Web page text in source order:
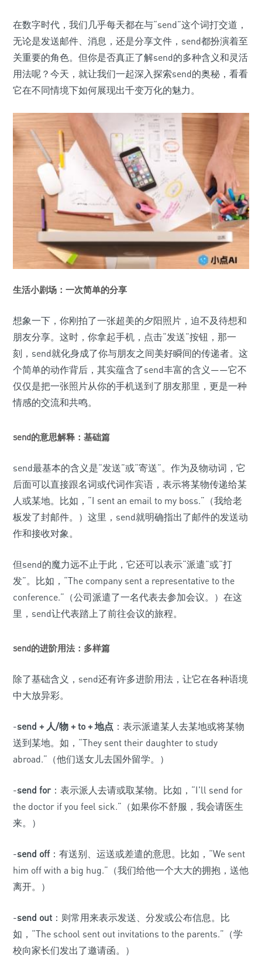
在数字时代，我们几乎每天都在与“send”这个词打交道，
无论是发送邮件、消息，还是分享文件，send都扮演着至
关重要的角色。但你是否真正了解send的多种含义和灵活
用法呢？今天，就让我们一起深入探索send的奥秘，看看
它在不同情境下如何展现出千变万化的魅力。
生活小剧场：一次简单的分享
想象一下，你刚拍了一张超美的夕阳照片，迫不及待想和
朋友分享。这时，你拿起手机，点击“发送”按钮，那一
刻，send就化身成了你与朋友之间美好瞬间的传递者。这
个简单的动作背后，其实蕴含了send丰富的含义——它不
仅仅是把一张照片从你的手机送到了朋友那里，更是一种
情感的交流和共鸣。
send的意思解释：基础篇
send最基本的含义是“发送”或“寄送”。作为及物动词，它
后面可以直接跟名词或代词作宾语，表示将某物传递给某
人或某地。比如，“I sent an email to my boss.”（我给老
板发了封邮件。）这里，send就明确指出了邮件的发送动
作和接收对象。
但send的魔力远不止于此，它还可以表示“派遣”或“打
发”。比如，“The company sent a representative to the
conference.”（公司派遣了一名代表去参加会议。）在这
里，send让代表踏上了前往会议的旅程。
send的进阶用法：多样篇
除了基础含义，send还有许多进阶用法，让它在各种语境
中大放异彩。
-send + 人/物 + to + 地点 ：表示派遣某人去某地或将某物
送到某地。如，“They sent their daughter to study
abroad.”（他们送女儿去国外留学。）
-send for：表示派人去请或取某物。比如，“I'll send for
the doctor if you feel sick.”（如果你不舒服，我会请医生
来。）
-send off：有送别、运送或差遣的意思。比如，“We sent
him off with a big hug.”（我们给他一个大大的拥抱，送他
离开。）
-send out ：则常用来表示发送、分发或公布信息。比
如，“The school sent out invitations to the parents.”（学
校向家长们发出了邀请函。）